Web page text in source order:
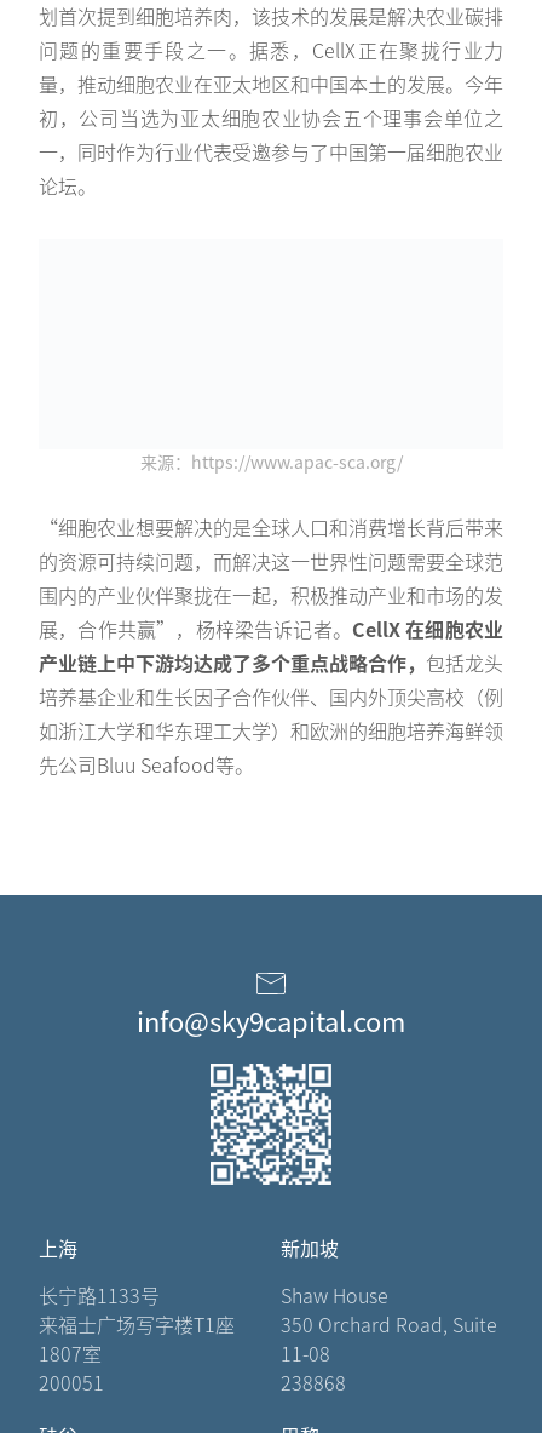
划首次提到细胞培养肉，该技术的发展是解决农业碳排
问题的重要手段之一。据悉，CellX正在聚拢行业力
量，推动细胞农业在亚太地区和中国本土的发展。今年
初，公司当选为亚太细胞农业协会五个理事会单位之
一，同时作为行业代表受邀参与了中国第一届细胞农业
论坛。
来源：https://www.apac-sca.org/
“细胞农业想要解决的是全球人口和消费增长背后带来
的资源可持续问题，而解决这一世界性问题需要全球范
围内的产业伙伴聚拢在一起，积极推动产业和市场的发
展，合作共赢”，杨梓梁告诉记者。 CellX 在细胞农业
产业链上中下游均达成了多个重点战略合作， 包括龙头
培养基企业和生长因子合作伙伴、国内外顶尖高校（例
如浙江大学和华东理工大学）和欧洲的细胞培养海鲜领
先公司Bluu Seafood等。
info@sky9capital.com
上海
长宁路1133号
来福士广场写字楼T1座
1807室
200051
新加坡
Shaw House
350 Orchard Road, Suite
11-08
238868